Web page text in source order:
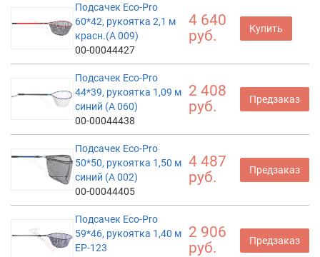
Подсачек Eco-Pro
60*42, рукоятка 2,1 м
красн.(А 009)
00-00044427
4 640
руб.
Купить
Подсачек Eco-Pro
44*39, рукоятка 1,09 м
синий (A 060)
00-00044438
2 408
руб.
Предзаказ
Подсачек Eco-Pro
50*50, рукоятка 1,50 м
синий (А 002)
00-00044405
4 487
руб.
Предзаказ
Подсачек Eco-Pro
59*46, рукоятка 1,40 м
EP-123
2 906
руб.
Предзаказ